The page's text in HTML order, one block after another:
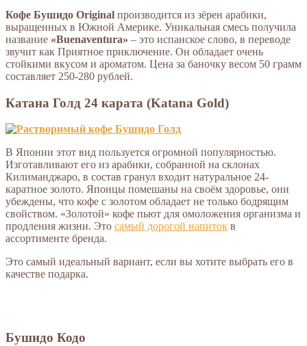
Кофе Бушидо Original производится из зёрен арабики,
выращенных в Южной Америке. Уникальная смесь получила
название «Buenaventura» – это испанское слово, в переводе
звучит как Приятное приключение. Он обладает очень
стойкими вкусом и ароматом. Цена за баночку весом 50 грамм
составляет 250-280 рублей.
Катана Голд 24 карата (Katana Gold)
В Японии этот вид пользуется огромной популярностью.
Изготавливают его из арабики, собранной на склонах
Килиманджаро, в состав гранул входит натуральное 24-
каратное золото. Японцы помешаны на своём здоровье, они
убеждены, что кофе с золотом обладает не только бодрящим
свойством. «Золотой» кофе пьют для омоложения организма и
продления жизни. Это самый дорогой напиток в
ассортименте бренда.
Это самый идеальный вариант, если вы хотите выбрать его в
качестве подарка.
Бушидо Кодо